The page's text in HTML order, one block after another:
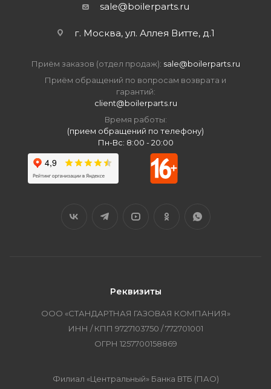
sale@boilerparts.ru
г. Москва, ул. Аллея Витте, д.1
Приём заказов (отдел продаж): sale@boilerparts.ru
Приём обращений по вопросам возврата и
гарантий:
client@boilerparts.ru
Время работы:
(прием обращений по телефону)
Пн-Вс: 8:00 - 20:00
Реквизиты
ООО «СТАНДАРТНАЯ ГАЗОВАЯ КОМПАНИЯ»
ИНН / КПП 9727103750 / 772701001
ОГРН 1257700158869
Филиал «Центральный» Банка ВТБ (ПАО)